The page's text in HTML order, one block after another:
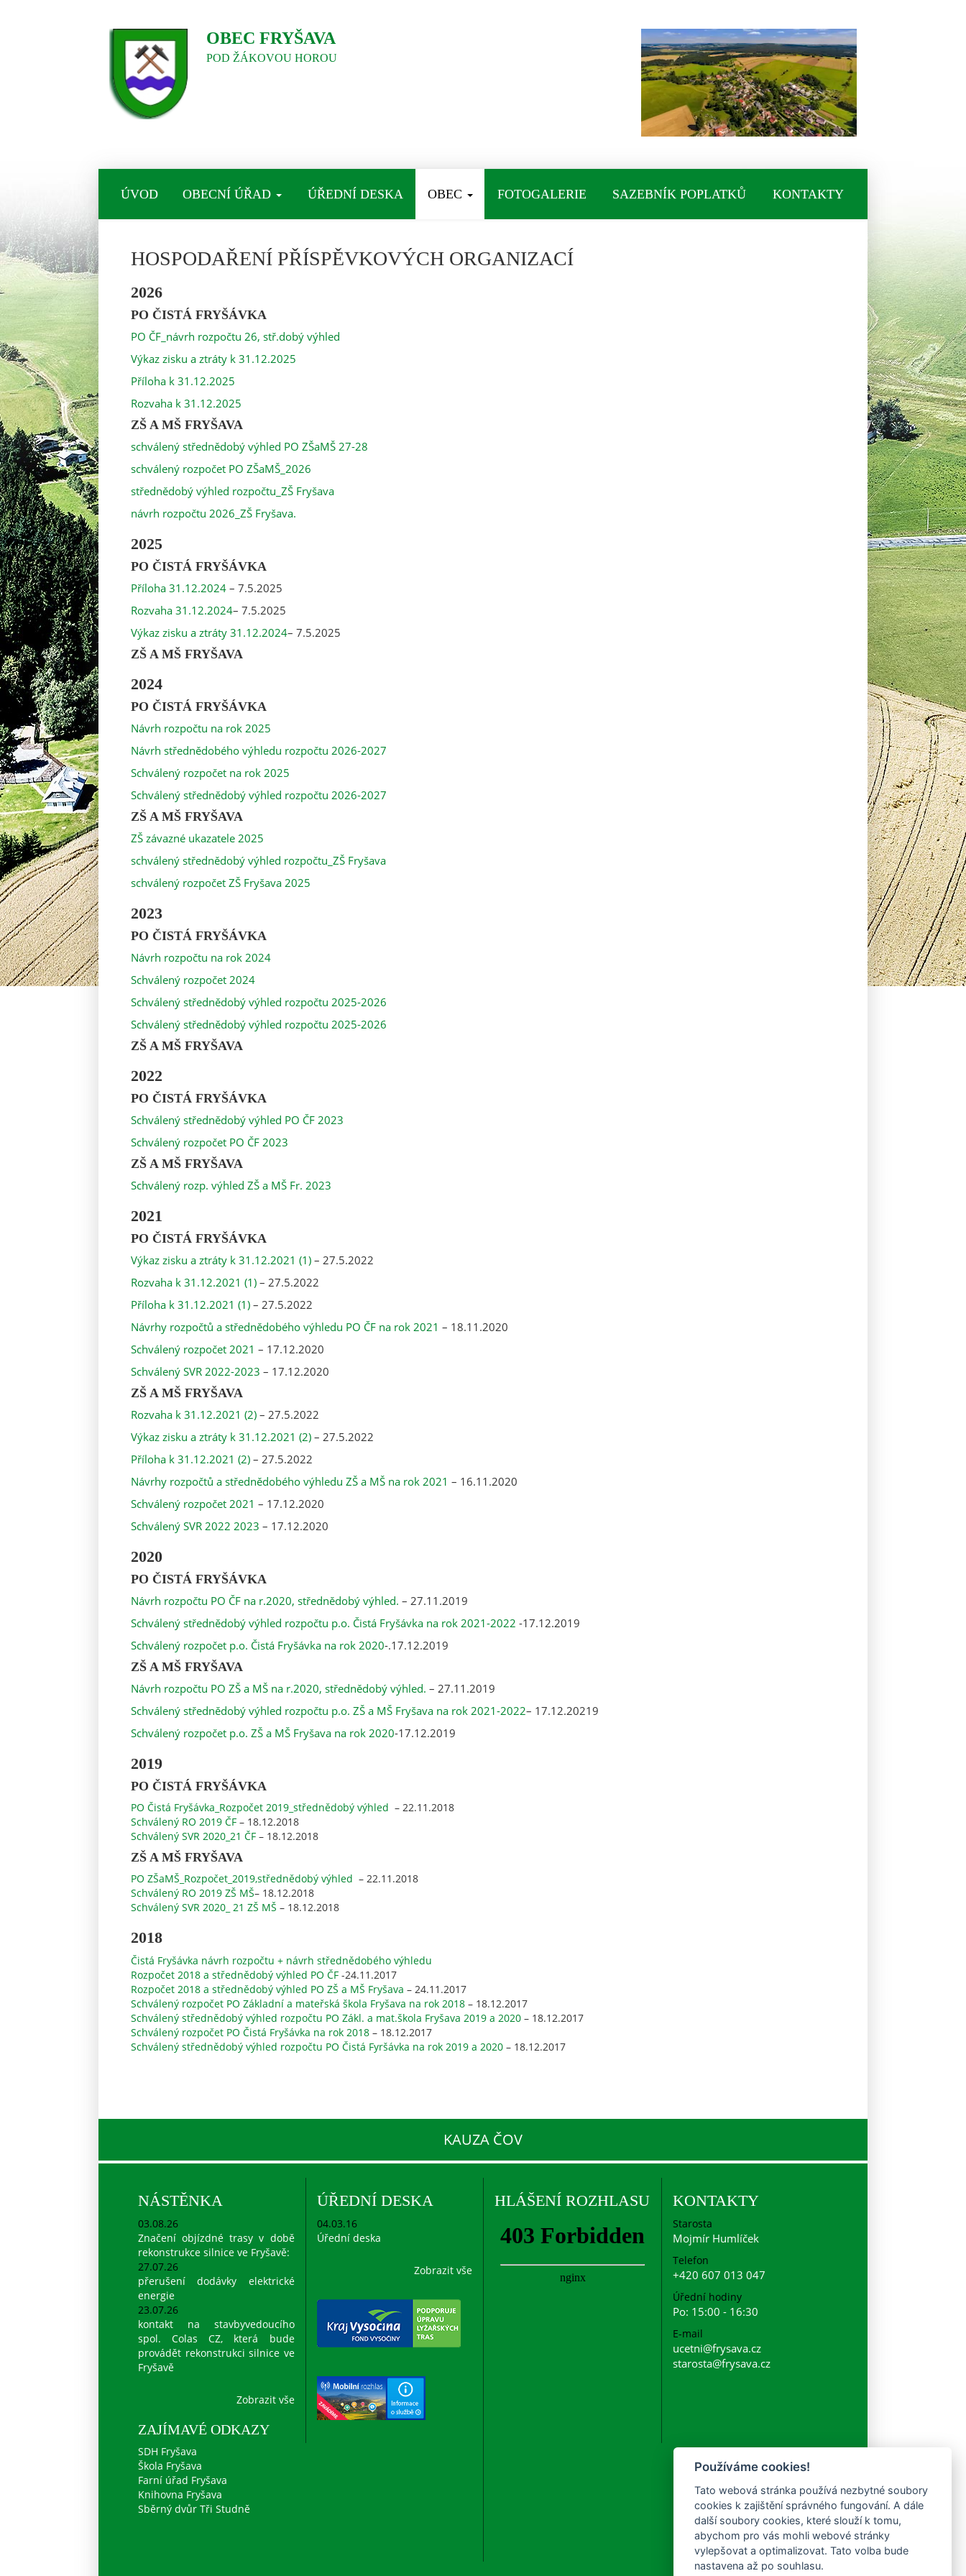
OBEC FRYŠAVA
POD ŽÁKOVOU HOROU
ÚVOD OBECNÍ ÚŘAD ÚŘEDNÍ DESKA OBEC FOTOGALERIE SAZEBNÍK POPLATKŮ KONTAKTY
HOSPODAŘENÍ PŘÍSPĚVKOVÝCH ORGANIZACÍ
2026
PO ČISTÁ FRYŠÁVKA
PO ČF_návrh rozpočtu 26, stř.dobý výhled
Výkaz zisku a ztráty k 31.12.2025
Příloha k 31.12.2025
Rozvaha k 31.12.2025
ZŠ A MŠ FRYŠAVA
schválený střednědobý výhled PO ZŠaMŠ 27-28
schválený rozpočet PO ZŠaMŠ_2026
střednědobý výhled rozpočtu_ZŠ Fryšava
návrh rozpočtu 2026_ZŠ Fryšava.
2025
PO ČISTÁ FRYŠÁVKA
Příloha 31.12.2024 – 7.5.2025
Rozvaha 31.12.2024– 7.5.2025
Výkaz zisku a ztráty 31.12.2024– 7.5.2025
ZŠ A MŠ FRYŠAVA
2024
PO ČISTÁ FRYŠÁVKA
Návrh rozpočtu na rok 2025
Návrh střednědobého výhledu rozpočtu 2026-2027
Schválený rozpočet na rok 2025
Schválený střednědobý výhled rozpočtu 2026-2027
ZŠ A MŠ FRYŠAVA
ZŠ závazné ukazatele 2025
schválený střednědobý výhled rozpočtu_ZŠ Fryšava
schválený rozpočet ZŠ Fryšava 2025
2023
PO ČISTÁ FRYŠÁVKA
Návrh rozpočtu na rok 2024
Schválený rozpočet 2024
Schválený střednědobý výhled rozpočtu 2025-2026
Schválený střednědobý výhled rozpočtu 2025-2026
ZŠ A MŠ FRYŠAVA
2022
PO ČISTÁ FRYŠÁVKA
Schválený střednědobý výhled PO ČF 2023
Schválený rozpočet PO ČF 2023
ZŠ A MŠ FRYŠAVA
Schválený rozp. výhled ZŠ a MŠ Fr. 2023
2021
PO ČISTÁ FRYŠÁVKA
Výkaz zisku a ztráty k 31.12.2021 (1) – 27.5.2022
Rozvaha k 31.12.2021 (1) – 27.5.2022
Příloha k 31.12.2021 (1) – 27.5.2022
Návrhy rozpočtů a střednědobého výhledu PO ČF na rok 2021 – 18.11.2020
Schválený rozpočet 2021 – 17.12.2020
Schválený SVR 2022-2023 – 17.12.2020
ZŠ A MŠ FRYŠAVA
Rozvaha k 31.12.2021 (2) – 27.5.2022
Výkaz zisku a ztráty k 31.12.2021 (2) – 27.5.2022
Příloha k 31.12.2021 (2) – 27.5.2022
Návrhy rozpočtů a střednědobého výhledu ZŠ a MŠ na rok 2021 – 16.11.2020
Schválený rozpočet 2021 – 17.12.2020
Schválený SVR 2022 2023 – 17.12.2020
2020
PO ČISTÁ FRYŠÁVKA
Návrh rozpočtu PO ČF na r.2020, střednědobý výhled. – 27.11.2019
Schválený střednědobý výhled rozpočtu p.o. Čistá Fryšávka na rok 2021-2022 -17.12.2019
Schválený rozpočet p.o. Čistá Fryšávka na rok 2020-.17.12.2019
ZŠ A MŠ FRYŠAVA
Návrh rozpočtu PO ZŠ a MŠ na r.2020, střednědobý výhled. – 27.11.2019
Schválený střednědobý výhled rozpočtu p.o. ZŠ a MŠ Fryšava na rok 2021-2022– 17.12.20219
Schválený rozpočet p.o. ZŠ a MŠ Fryšava na rok 2020-17.12.2019
2019
PO ČISTÁ FRYŠÁVKA
PO Čistá Fryšávka_Rozpočet 2019_střednědobý výhled – 22.11.2018
Schválený RO 2019 ČF – 18.12.2018
Schválený SVR 2020_21 ČF – 18.12.2018
ZŠ A MŠ FRYŠAVA
PO ZŠaMŠ_Rozpočet_2019,střednědobý výhled – 22.11.2018
Schválený RO 2019 ZŠ MŠ– 18.12.2018
Schválený SVR 2020_ 21 ZŠ MŠ – 18.12.2018
2018
Čistá Fryšávka návrh rozpočtu + návrh střednědobého výhledu
Rozpočet 2018 a střednědobý výhled PO ČF -24.11.2017
Rozpočet 2018 a střednědobý výhled PO ZŠ a MŠ Fryšava – 24.11.2017
Schválený rozpočet PO Základní a mateřská škola Fryšava na rok 2018 – 18.12.2017
Schválený střednědobý výhled rozpočtu PO Zákl. a mat.škola Fryšava 2019 a 2020 – 18.12.2017
Schválený rozpočet PO Čistá Fryšávka na rok 2018 – 18.12.2017
Schválený střednědobý výhled rozpočtu PO Čistá Fyršávka na rok 2019 a 2020 – 18.12.2017
KAUZA ČOV
NÁSTĚNKA
03.08.26
Značení objízdné trasy v době
rekonstrukce silnice ve Fryšavě:
27.07.26
přerušení dodávky elektrické
energie
23.07.26
kontakt na stavbyvedoucího
spol. Colas CZ, která bude
provádět rekonstrukci silnice ve
Fryšavě
Zobrazit vše
ZAJÍMAVÉ ODKAZY
SDH Fryšava
Škola Fryšava
Farní úřad Fryšava
Knihovna Fryšava
Sběrný dvůr Tři Studně
ÚŘEDNÍ DESKA
04.03.16
Úřední deska
Zobrazit vše
HLÁŠENÍ ROZHLASU KONTAKTY
Starosta
Mojmír Humlíček
Telefon
+420 607 013 047
Úřední hodiny
Po: 15:00 - 16:30
E-mail
ucetni@frysava.cz
starosta@frysava.cz
Používáme cookies!
Tato webová stránka používá nezbytné soubory
cookies k zajištění správného fungování. A dále
další soubory cookies, které slouží k tomu,
abychom pro vás mohli webové stránky
vylepšovat a optimalizovat. Tato volba bude
nastavena až po souhlasu.